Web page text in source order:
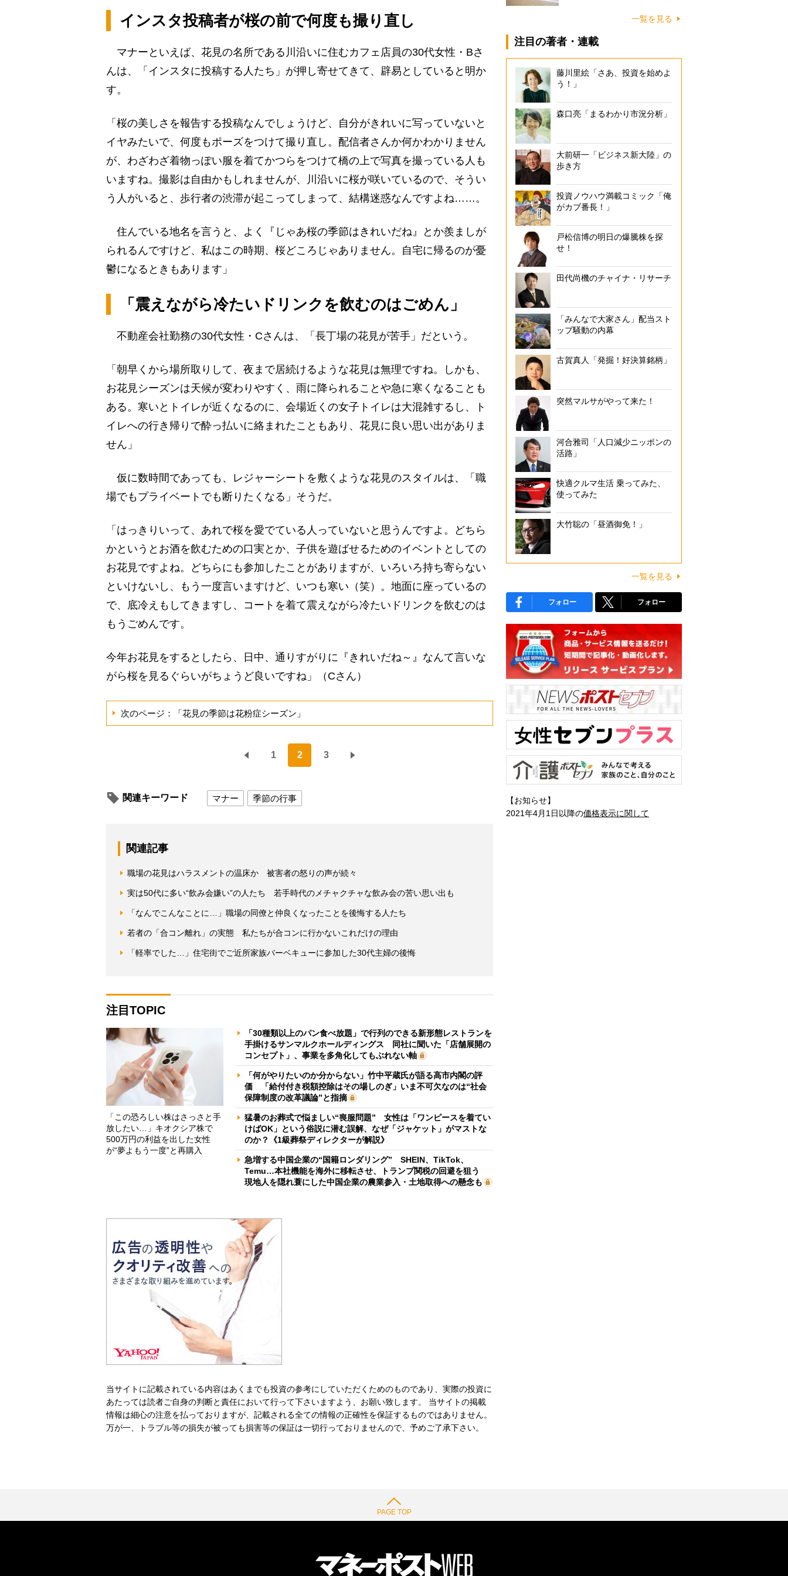
インスタ投稿者が桜の前で何度も撮り直し
マナーといえば、花見の名所である川沿いに住むカフェ店員の30代女性・Bさ
んは、「インスタに投稿する人たち」が押し寄せてきて、辟易としていると明か
す。
「桜の美しさを報告する投稿なんでしょうけど、自分がきれいに写っていないと
イヤみたいで、何度もポーズをつけて撮り直し。配信者さんか何かわかりません
が、わざわざ着物っぽい服を着てかつらをつけて橋の上で写真を撮っている人も
いますね。撮影は自由かもしれませんが、川沿いに桜が咲いているので、そうい
う人がいると、歩行者の渋滞が起こってしまって、結構迷惑なんですよね……。
住んでいる地名を言うと、よく『じゃあ桜の季節はきれいだね』とか羨ましが
られるんですけど、私はこの時期、桜どころじゃありません。自宅に帰るのが憂
鬱になるときもあります」
「震えながら冷たいドリンクを飲むのはごめん」
不動産会社勤務の30代女性・Cさんは、「長丁場の花見が苦手」だという。
「朝早くから場所取りして、夜まで居続けるような花見は無理ですね。しかも、
お花見シーズンは天候が変わりやすく、雨に降られることや急に寒くなることも
ある。寒いとトイレが近くなるのに、会場近くの女子トイレは大混雑するし、ト
イレへの行き帰りで酔っ払いに絡まれたこともあり、花見に良い思い出がありま
せん」
仮に数時間であっても、レジャーシートを敷くような花見のスタイルは、「職
場でもプライベートでも断りたくなる」そうだ。
「はっきりいって、あれで桜を愛でている人っていないと思うんですよ。どちら
かというとお酒を飲むための口実とか、子供を遊ばせるためのイベントとしての
お花見ですよね。どちらにも参加したことがありますが、いろいろ持ち寄らない
といけないし、もう一度言いますけど、いつも寒い（笑）。地面に座っているの
で、底冷えもしてきますし、コートを着て震えながら冷たいドリンクを飲むのは
もうごめんです。
今年お花見をするとしたら、日中、通りすがりに『きれいだね～』なんて言いな
がら桜を見るぐらいがちょうど良いですね」（Cさん）
次のページ：「花見の季節は花粉症シーズン」
1 2 3
関連キーワード マナー 季節の行事
関連記事
職場の花見はハラスメントの温床か 被害者の怒りの声が続々
実は50代に多い“飲み会嫌い”の人たち 若手時代のメチャクチャな飲み会の苦い思い出も
「なんでこんなことに…」職場の同僚と仲良くなったことを後悔する人たち
若者の「合コン離れ」の実態 私たちが合コンに行かないこれだけの理由
「軽率でした…」住宅街でご近所家族バーベキューに参加した30代主婦の後悔
注目TOPIC
「この恐ろしい株はさっさと手
放したい…」キオクシア株で
500万円の利益を出した女性
が“夢よもう一度”と再購入
「30種類以上のパン食べ放題」で行列のできる新形態レストランを
手掛けるサンマルクホールディングス 同社に聞いた「店舗展開の
コンセプト」、事業を多角化してもぶれない軸
「何がやりたいのか分からない」竹中平蔵氏が語る高市内閣の評
価 「給付付き税額控除はその場しのぎ」いま不可欠なのは“社会
保障制度の改革議論”と指摘
猛暑のお葬式で悩ましい“喪服問題” 女性は「ワンピースを着てい
けばOK」という俗説に潜む誤解、なぜ「ジャケット」がマストな
のか？《1級葬祭ディレクターが解説》
急増する中国企業の“国籍ロンダリング” SHEIN、TikTok、
Temu…本社機能を海外に移転させ、トランプ関税の回避を狙う
現地人を隠れ蓑にした中国企業の農業参入・土地取得への懸念も
当サイトに記載されている内容はあくまでも投資の参考にしていただくためのものであり、実際の投資に
あたっては読者ご自身の判断と責任において行って下さいますよう、お願い致します。 当サイトの掲載
情報は細心の注意を払っておりますが、記載される全ての情報の正確性を保証するものではありません。
万が一、トラブル等の損失が被っても損害等の保証は一切行っておりませんので、予めご了承下さい。
一覧を見る
注目の著者・連載
藤川里絵「さあ、投資を始めよ
う！」
森口亮「まるわかり市況分析」
大前研一「ビジネス新大陸」の
歩き方
投資ノウハウ満載コミック「俺
がカブ番長！」
戸松信博の明日の爆騰株を探
せ！
田代尚機のチャイナ・リサーチ
「みんなで大家さん」配当スト
ップ騒動の内幕
古賀真人「発掘！好決算銘柄」
突然マルサがやって来た！
河合雅司「人口減少ニッポンの
活路」
快適クルマ生活 乗ってみた、
使ってみた
大竹聡の「昼酒御免！」
一覧を見る
フォロー フォロー
【お知らせ】
2021年4月1日以降の価格表示に関して
PAGE TOP